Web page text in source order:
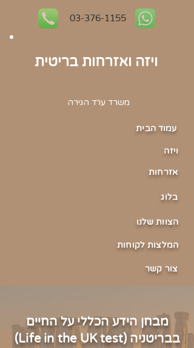
ויזה ואזרחות בריטית
משרד עו״ד הגירה
צור קשר
המלצות לקוחות
הצוות שלנו
אזרחות
ויזה
עמוד הבית
בלוג
03-376-1155
מבחן הידע הכללי על החיים
בבריטניה (Life in the UK test)